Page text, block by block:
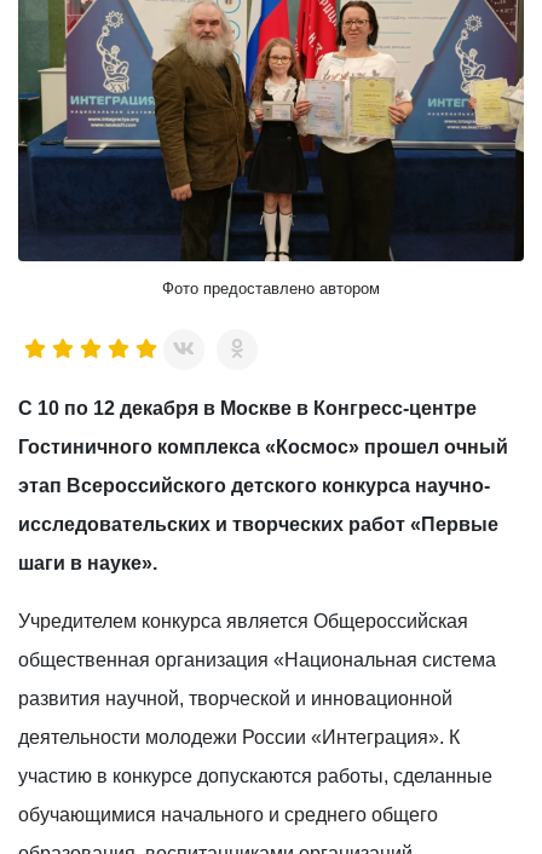
Фото предоставлено автором
С 10 по 12 декабря в Москве в Конгресс-центре
Гостиничного комплекса «Космос» прошел очный
этап Всероссийского детского конкурса научно-
исследовательских и творческих работ «Первые
шаги в науке».
Учредителем конкурса является Общероссийская
общественная организация «Национальная система
развития научной, творческой и инновационной
деятельности молодежи России «Интеграция». К
участию в конкурсе допускаются работы, сделанные
обучающимися начального и среднего общего